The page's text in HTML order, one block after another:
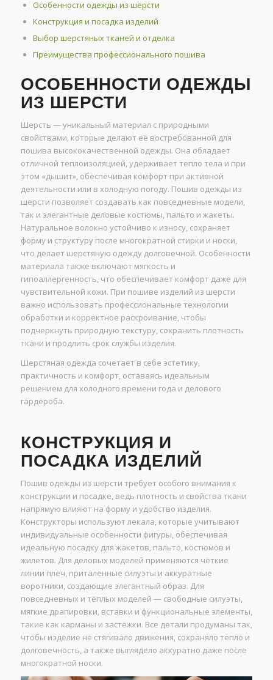
Особенности одежды из шерсти
Конструкция и посадка изделий
Выбор шерстяных тканей и отделка
Преимущества профессионального пошива
ОСОБЕННОСТИ ОДЕЖДЫ
ИЗ ШЕРСТИ
Шерсть — уникальный материал с природными
свойствами, которые делают её востребованной для
пошива высококачественной одежды. Она обладает
отличной теплоизоляцией, удерживает тепло тела и при
этом «дышит», обеспечивая комфорт при активной
деятельности или в холодную погоду. Пошив одежды из
шерсти позволяет создавать как повседневные модели,
так и элегантные деловые костюмы, пальто и жакеты.
Натуральное волокно устойчиво к износу, сохраняет
форму и структуру после многократной стирки и носки,
что делает шерстяную одежду долговечной. Особенности
материала также включают мягкость и
гипоаллергенность, что обеспечивает комфорт даже для
чувствительной кожи. При пошиве изделий из шерсти
важно использовать профессиональные технологии
обработки и корректное раскроивание, чтобы
подчеркнуть природную текстуру, сохранить плотность
ткани и продлить срок службы изделия.
Шерстяная одежда сочетает в себе эстетику,
практичность и комфорт, оставаясь идеальным
решением для холодного времени года и делового
гардероба.
КОНСТРУКЦИЯ И
ПОСАДКА ИЗДЕЛИЙ
Пошив одежды из шерсти требует особого внимания к
конструкции и посадке, ведь плотность и свойства ткани
напрямую влияют на форму и удобство изделия.
Конструкторы используют лекала, которые учитывают
индивидуальные особенности фигуры, обеспечивая
идеальную посадку для жакетов, пальто, костюмов и
жилетов. Для деловых моделей применяются чёткие
линии плеч, приталенные силуэты и аккуратные
воротники, создающие элегантный образ. Для
повседневных и тёплых моделей — свободные силуэты,
мягкие драпировки, вставки и функциональные элементы,
такие как карманы и застёжки. Все детали продуманы так,
чтобы изделие не стягивало движения, сохраняло тепло и
долговечность, а также выглядело аккуратно даже после
многократной носки.